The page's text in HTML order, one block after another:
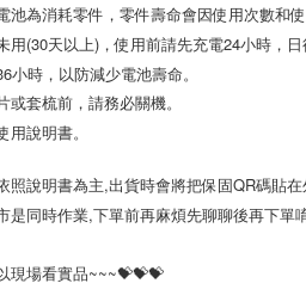
池為消耗零件，零件壽命會因使用次數和
用(30天以上)，使用前請先充電24小時，日
小時，以防減少電池壽命。
或套梳前，請務必關機。
說明書。
照說明書為主,出貨時會將把保固QR碼貼
是同時作業,下單前再麻煩先聊聊後再下單
現場看實品~~~💝💝💝